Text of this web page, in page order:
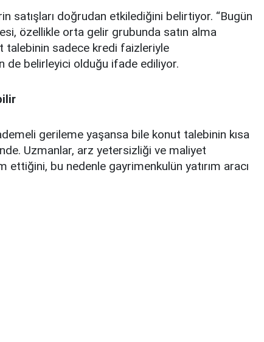
satışları doğrudan etkilediğini belirtiyor. “Bugün
özellikle orta gelir grubunda satın alma
talebinin sadece kredi faizleriyle
de belirleyici olduğu ifade ediliyor.
gerileme yaşansa bile konut talebinin kısa
Uzmanlar, arz yetersizliği ve maliyet
ettiğini, bu nedenle gayrimenkulün yatırım aracı